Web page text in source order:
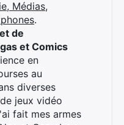
Médias,
.
de
et Comics
en
au
diverses
jeux vidéo
fait mes armes